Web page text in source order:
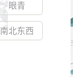
眼青
南北东西